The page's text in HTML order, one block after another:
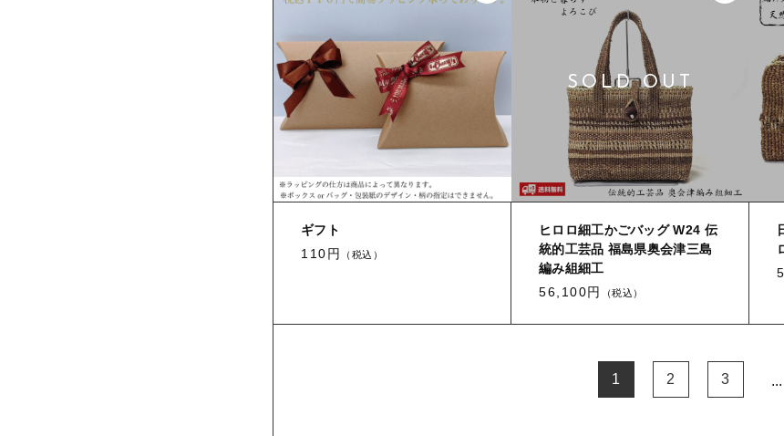
ギフト
110円
（税込）
ヒロロ細工かごバッグ W24 伝
統的工芸品 福島県奥会津三島
編み組細工
56,100円
（税込）
1 2 3 ...